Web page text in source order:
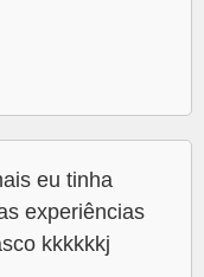
eu tinha
experiências
kkkkkkj